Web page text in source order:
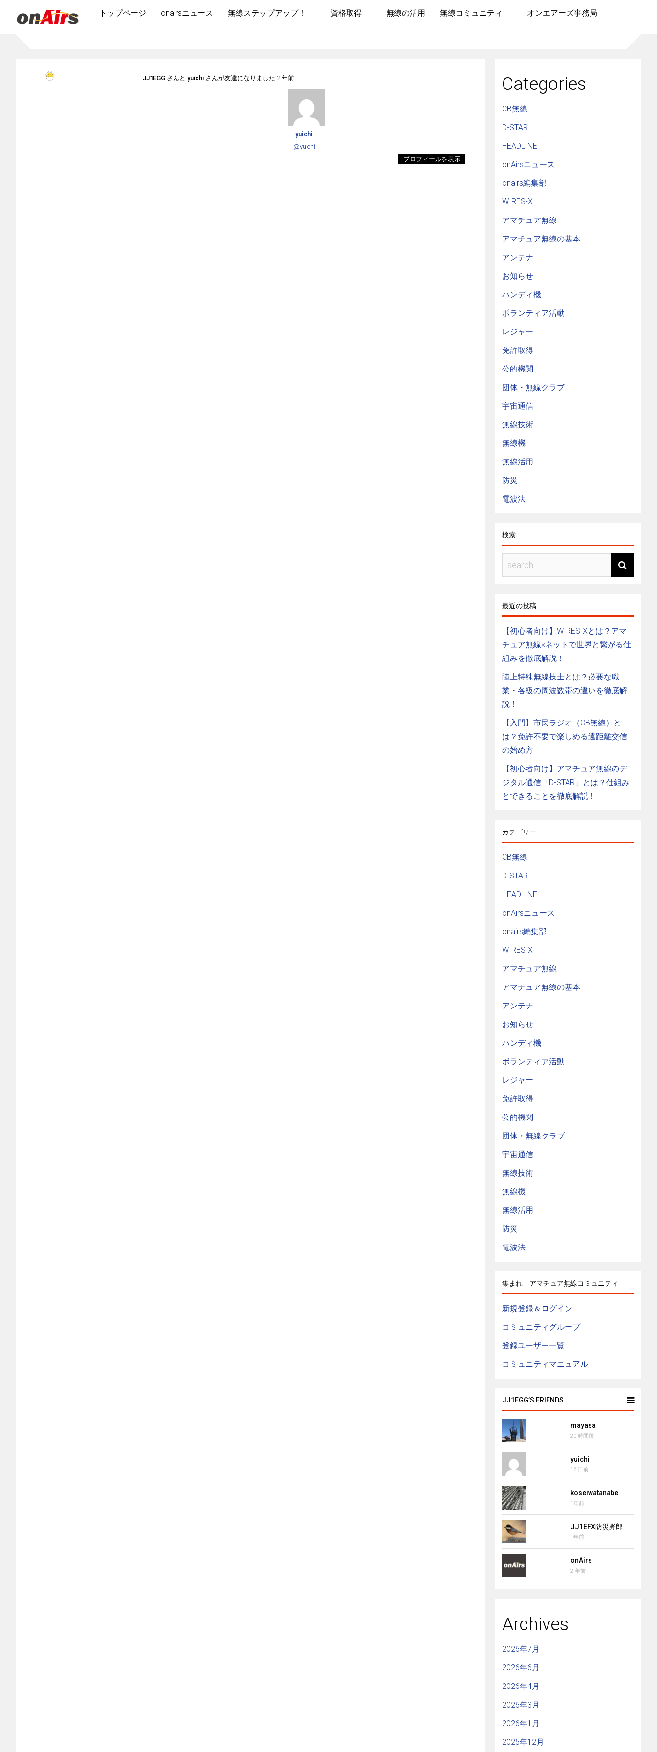
トップページ onairsニュース 無線ステップアップ！ 資格取得 無線の活用 無線コミュニティ オンエアーズ事務局
JJ1EGG さんと yuichi さんが友達になりました 2 年前
yuichi
@yuichi
プロフィールを表示
Categories
CB無線
D-STAR
HEADLINE
onAirsニュース
onairs編集部
WIRES-X
アマチュア無線
アマチュア無線の基本
アンテナ
お知らせ
ハンディ機
ボランティア活動
レジャー
免許取得
公的機関
団体・無線クラブ
宇宙通信
無線技術
無線機
無線活用
防災
電波法
検索
最近の投稿
【初心者向け】WIRES-Xとは？アマ
チュア無線×ネットで世界と繋がる仕
組みを徹底解説！
陸上特殊無線技士とは？必要な職
業・各級の周波数帯の違いを徹底解
説！
【入門】市民ラジオ（CB無線）と
は？免許不要で楽しめる遠距離交信
の始め方
【初心者向け】アマチュア無線のデ
ジタル通信「D-STAR」とは？仕組み
とできることを徹底解説！
カテゴリー
CB無線
D-STAR
HEADLINE
onAirsニュース
onairs編集部
WIRES-X
アマチュア無線
アマチュア無線の基本
アンテナ
お知らせ
ハンディ機
ボランティア活動
レジャー
免許取得
公的機関
団体・無線クラブ
宇宙通信
無線技術
無線機
無線活用
防災
電波法
集まれ！アマチュア無線コミュニティ
新規登録＆ログイン
コミュニティグループ
登録ユーザー一覧
コミュニティマニュアル
JJ1EGG’S FRIENDS
mayasa
20 時間前
yuichi
16 日前
koseiwatanabe
1年前
JJ1EFX防災野郎
1年前
onAirs
2 年前
Archives
2026年7月
2026年6月
2026年4月
2026年3月
2026年1月
2025年12月